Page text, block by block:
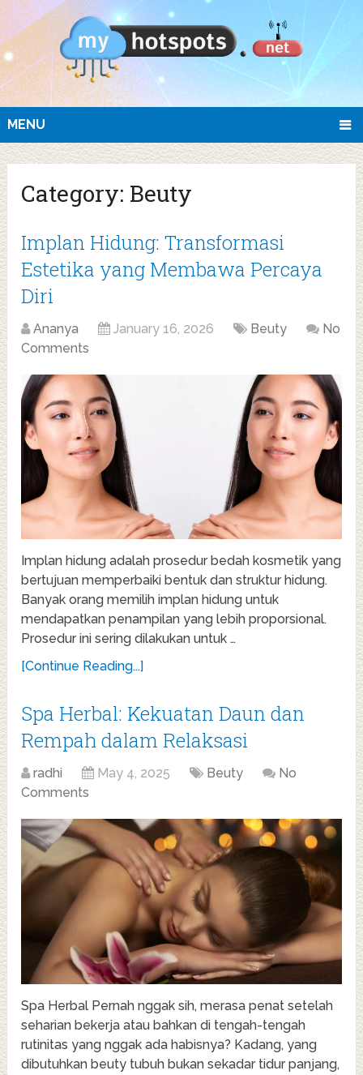
MENU
Category: Beuty
Implan Hidung: Transformasi
Estetika yang Membawa Percaya
Diri
Ananya January 16, 2026 Beuty
No
Comments
Implan hidung adalah prosedur bedah kosmetik yang
bertujuan memperbaiki bentuk dan struktur hidung.
Banyak orang memilih implan hidung untuk
mendapatkan penampilan yang lebih proporsional.
Prosedur ini sering dilakukan untuk …
[Continue Reading...]
Spa Herbal: Kekuatan Daun dan
Rempah dalam Relaksasi
radhi May 4, 2025 Beuty
No
Comments
Spa Herbal Pernah nggak sih, merasa penat setelah
seharian bekerja atau bahkan di tengah-tengah
rutinitas yang nggak ada habisnya? Kadang, yang
dibutuhkan beuty tubuh bukan sekadar tidur panjang,